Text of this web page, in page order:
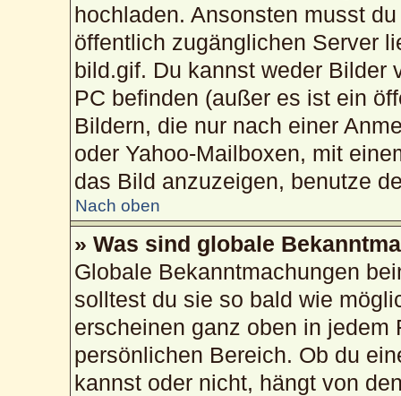
hochladen. Ansonsten musst
öffentlich zugänglichen Server
bild.gif. Du kannst weder Bilder
PC befinden (außer es ist ein
Bildern, die nur nach einer
oder Yahoo-Mailboxen, mit
das Bild anzuzeigen, benutze
Nach oben
» Was sind globale
Globale Bekanntmachungen
solltest du sie so bald wie
erscheinen ganz oben in
persönlichen Bereich. Ob du
kannst oder nicht, hängt von